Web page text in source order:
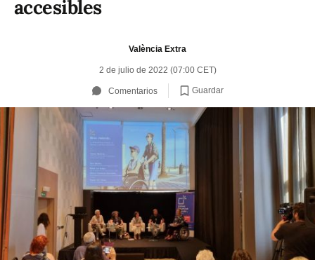
accesibles
València Extra
2 de julio de 2022 (07:00 CET)
Comentarios Guardar